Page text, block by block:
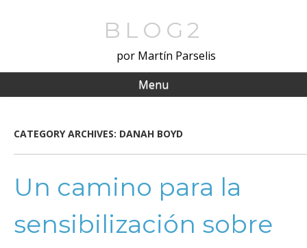
BLOG2
por Martín Parselis
Menu
CATEGORY ARCHIVES: DANAH BOYD
Un camino para la
sensibilización sobre